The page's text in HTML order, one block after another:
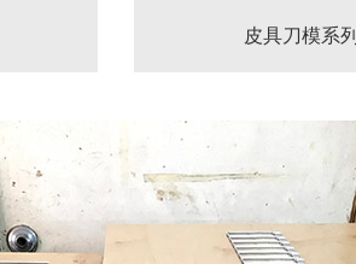
皮具刀模系列